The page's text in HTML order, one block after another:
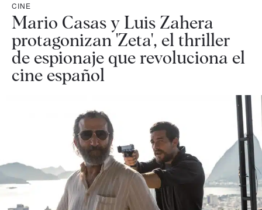
CINE
Mario Casas y Luis Zahera
protagonizan 'Zeta', el thriller
de espionaje que revoluciona el
cine español